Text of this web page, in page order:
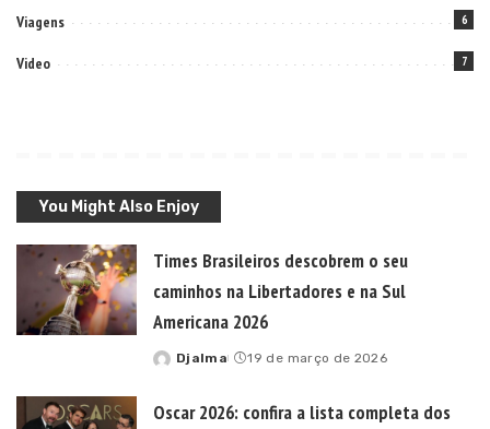
Viagens 6
Video 7
You Might Also Enjoy
Times Brasileiros descobrem o seu
caminhos na Libertadores e na Sul
Americana 2026
Posted
Djalma 19 de março de 2026
Oscar 2026: confira a lista completa dos